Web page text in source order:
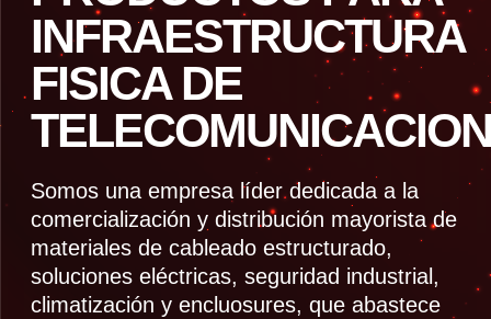
INFRAESTRUCTURA
FISICA DE
Somos una empresa líder dedicada a la
comercialización y distribución mayorista de
materiales de cableado estructurado,
soluciones eléctricas, seguridad industrial,
climatización y encluosures, que abastece